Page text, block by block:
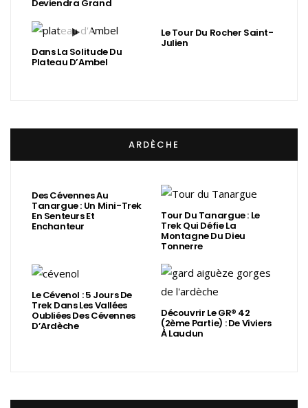
Deviendra Grand
Dans La Solitude Du
Plateau D’Ambel
Le Tour Du Rocher Saint-
Julien
ARDÈCHE
Des Cévennes Au
Tanargue : Un Mini-Trek
En Senteurs Et
Enchanteur
Tour Du Tanargue : Le
Trek Qui Défie La
Montagne Du Dieu
Tonnerre
Le Cévenol : 5 Jours De
Trek Dans Les Vallées
Oubliées Des Cévennes
D’Ardèche
Découvrir Le GR® 42
(2ème Partie) : De Viviers
À Laudun